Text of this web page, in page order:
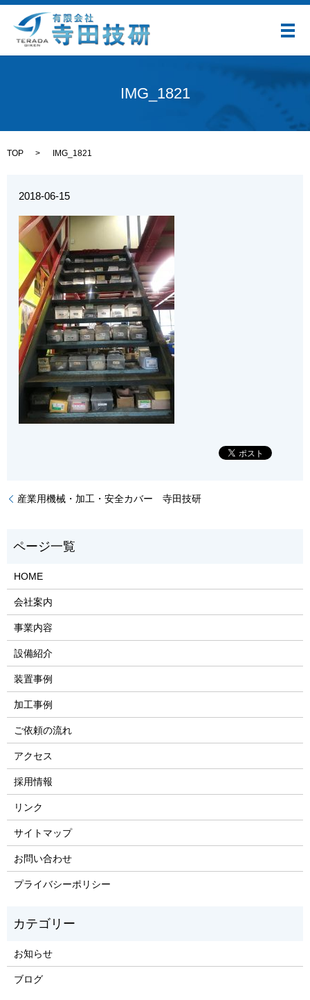
メ
IMG_1821
TOP IMG_1821
2018-06-15
産業用機械・加工・安全カバー 寺田技研
HOME
会社案内
事業内容
設備紹介
装置事例
加工事例
ご依頼の流れ
アクセス
採用情報
リンク
サイトマップ
お問い合わせ
プライバシーポリシー
お知らせ
ブログ